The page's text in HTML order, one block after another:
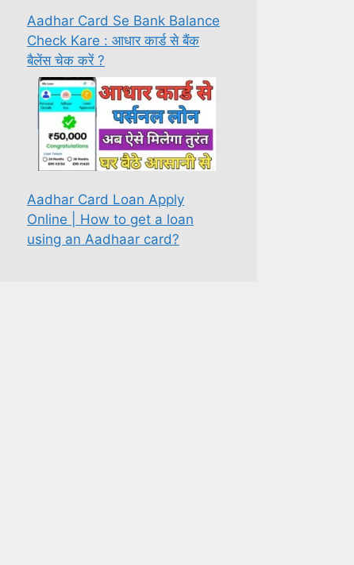
Aadhar Card Se Bank Balance
Check Kare : आधार कार्ड से बैंक
बैलेंस चेक करें ?
Aadhar Card Loan Apply
Online | How to get a loan
using an Aadhaar card?